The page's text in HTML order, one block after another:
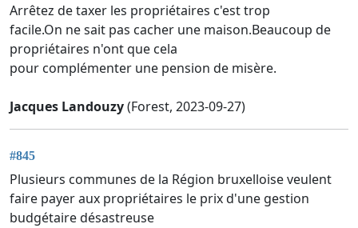
Arrêtez de taxer les propriétaires c'est trop
facile.On ne sait pas cacher une maison.Beaucoup de
propriétaires n'ont que cela
pour complémenter une pension de misère.
Jacques Landouzy(Forest, 2023-09-27)
#845
Plusieurs communes de la Région bruxelloise veulent
faire payer aux propriétaires le prix d'une gestion
budgétaire désastreuse